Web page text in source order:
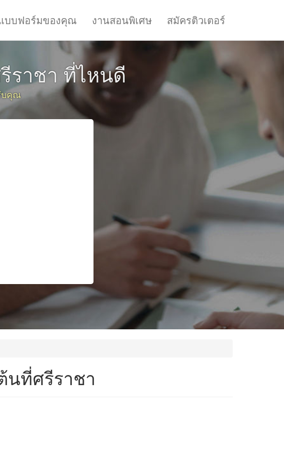
บบฟอร์มของคุณ งานสอนพิเศษ สมัครติวเตอร์
ราชา ที่ไหนดี
บคุณ
นที่ศรีราชา